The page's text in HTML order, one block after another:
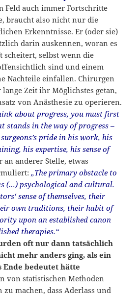
Feld auch immer Fortschritte
braucht also nicht nur die
Erkenntnisse. Er (oder sie)
darin auskennen, woran es
scheitert, selbst wenn die
sind und einem
Nachteile einfallen. Chirurgen
lange Zeit ihr Möglichstes getan,
von Anästhesie zu operieren.
about progress, you must first
stands in the way of progress –
pride in his work, his
his expertise, his sense of
an anderer Stelle, etwas
„The primary obstacle to
(…) psychological and cultural.
sense of themselves, their
own traditions, their habit of
upon an established canon
therapies.“
oft nur dann tatsächlich
mehr anders ging, als ein
Ende bedeutet hätte
von statistischen Methoden
zu machen, dass Aderlass und